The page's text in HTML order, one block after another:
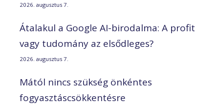
2026. augusztus 7.
Átalakul a Google AI-birodalma: A profit
vagy tudomány az elsődleges?
2026. augusztus 7.
Mától nincs szükség önkéntes
fogyasztáscsökkentésre